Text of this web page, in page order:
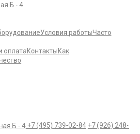
Условия работыЧасто
оплатаКонтактыКак
+7 (495) 739-02-84 +7 (926) 248-